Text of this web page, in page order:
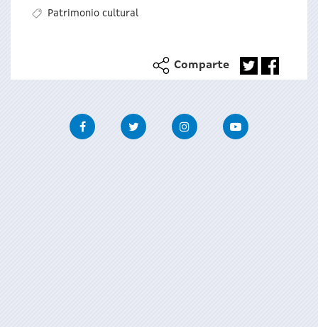
Patrimonio cultural
Comparte
FacebookTwitter InstagramYoutube